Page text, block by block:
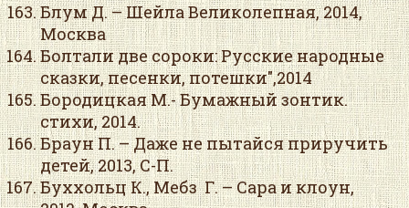
Блум Д. – Шейла Великолепная, 2014,
Москва
Болтали две сороки: Русские народные
сказки, песенки, потешки",2014
Бородицкая М.- Бумажный зонтик.
стихи, 2014.
Браун П. – Даже не пытайся приручить
детей, 2013, С-П.
Буххольц К., Мебз Г. – Сара и клоун,